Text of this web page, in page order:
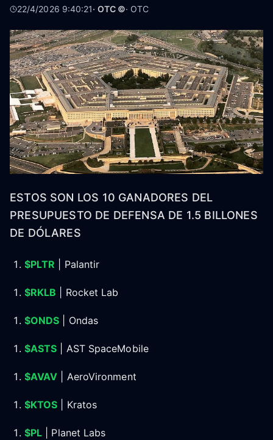
22/4/2026 9:40:21· OTC ©· OTC
ESTOS SON LOS 10 GANADORES DEL
PRESUPUESTO DE DEFENSA DE 1.5 BILLONES
DE DÓLARES
$PLTR | Palantir
$RKLB | Rocket Lab
$ONDS | Ondas
$ASTS | AST SpaceMobile
$AVAV | AeroVironment
$KTOS | Kratos
$PL | Planet Labs